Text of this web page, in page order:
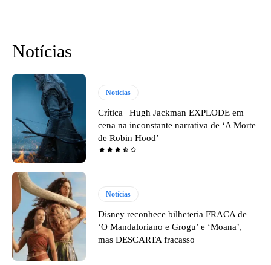
Notícias
Notícias
Crítica | Hugh Jackman EXPLODE em
cena na inconstante narrativa de ‘A Morte
de Robin Hood’
Notícias
Disney reconhece bilheteria FRACA de
‘O Mandaloriano e Grogu’ e ‘Moana’,
mas DESCARTA fracasso